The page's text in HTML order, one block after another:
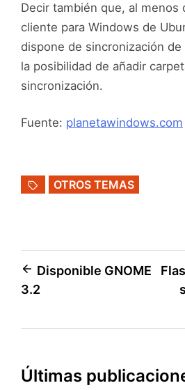
Decir también que, al menos
cliente para Windows de
dispone de sincronización
la posibilidad de añadir
sincronización.
Fuente: planetawindows.com
OTROS TEMAS
Navegación
de
Disponible GNOME
3.2
Últimas